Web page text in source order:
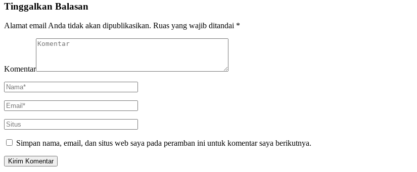
Tinggalkan Balasan
Alamat email Anda tidak akan dipublikasikan. Ruas yang wajib ditandai *
Komentar
Simpan nama, email, dan situs web saya pada peramban ini untuk komentar saya berikutnya.